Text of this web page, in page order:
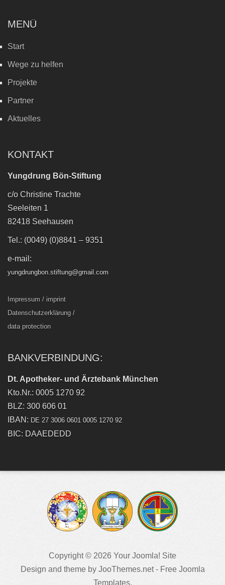
MENÜ
Start
Wege zu helfen
Projekte
Partner
Aktuelles
KONTAKT
Yungdrung Bön-Stiftung
c/o Christine Trachte
Seeleiten 1
82418 Seehausen
Tel.: (0049) (0)8841 – 9351
e-mail:
yungdrungbon.stiftung@gmail.com
Impressum / imprint
Datenschutzerklärung /
data protection
BANKVERBINDUNG:
Dt. Apotheker- und Ärztebank München
Kto.Nr.: 0005 1270 92
BLZ: 300 606 01
IBAN: DE 27 3006 0601 0005 1270 92
BIC: DAAEDEDD
Copyright © 2026 Your Joomla! Site
Design and theme by JooThemes.net - Free Joomla
Templates.